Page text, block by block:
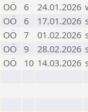
OÖ 6 24.01.2026
OÖ 6 17.01.2026
OÖ 7 01.02.2026
OÖ 9 28.02.2026
OÖ 10 14.03.2026